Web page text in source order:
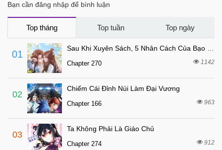
Bạn cần đăng nhập để bình luận
Top tháng Top tuần Top ngày
01
Chapter 270 1142
02
Chiếm Cái Đỉnh Núi Làm Đại Vương
Chapter 166 963
03
Ta Không Phải Là Giáo Chủ
Chapter 274 912